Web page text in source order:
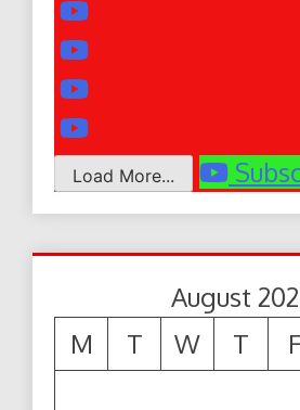
Load More...
August
M
T W T F